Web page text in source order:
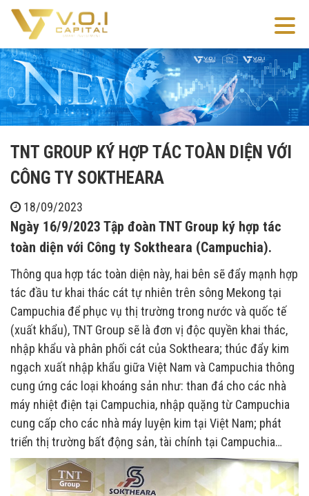
TNT GROUP KÝ HỢP TÁC TOÀN DIỆN VỚI
CÔNG TY SOKTHEARA
18/09/2023
Ngày 16/9/2023 Tập đoàn TNT Group ký hợp tác
toàn diện với Công ty Soktheara (Campuchia).
Thông qua hợp tác toàn diện này, hai bên sẽ đẩy mạnh hợp
tác đầu tư khai thác cát tự nhiên trên sông Mekong tại
Campuchia để phục vụ thị trường trong nước và quốc tế
(xuất khẩu), TNT Group sẽ là đơn vị độc quyền khai thác,
nhập khẩu và phân phối cát của Soktheara; thúc đẩy kim
ngạch xuất nhập khẩu giữa Việt Nam và Campuchia thông
cung ứng các loại khoáng sản như: than đá cho các nhà
máy nhiệt điện tại Campuchia, nhập quặng từ Campuchia
cung cấp cho các nhà máy luyện kim tại Việt Nam; phát
triển thị trường bất động sản, tài chính tại Campuchia…